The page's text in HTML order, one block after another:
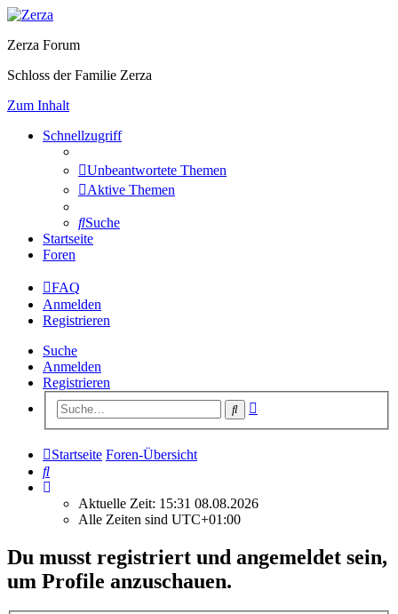
Zerza Forum
Schloss der Familie Zerza
Zum Inhalt
Schnellzugriff
Unbeantwortete Themen
Aktive Themen
Suche
Startseite
Foren
FAQ
Anmelden
Registrieren
Suche
Anmelden
Registrieren
Suche
Startseite Foren-Übersicht
Suche
Aktuelle Zeit: 15:31 08.08.2026
Alle Zeiten sind UTC+01:00
Du musst registriert und angemeldet sein,
um Profile anzuschauen.